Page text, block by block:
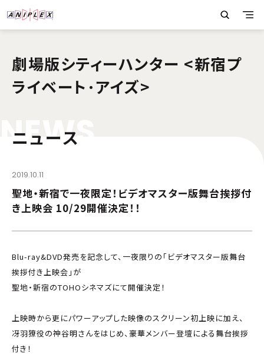
劇場版シティーハンター <新宿プ
ライベート･アイズ>
NEWS
ニュース
2019.10.11
聖地・新宿で一夜限定！ビデオマスター版舞台挨拶付
き上映会 10/29開催決定！！
Blu-ray&DVD発売を記念して、一夜限りの「ビデオマスター版舞台
挨拶付き上映会」が
聖地・新宿のTOHOシネマズにて開催決定！
上映時から更にパワーアップした映像のスクリーン初上映に加え、
冴羽獠役の神谷明さんをはじめ、豪華メンバー登壇による舞台挨拶
付き！